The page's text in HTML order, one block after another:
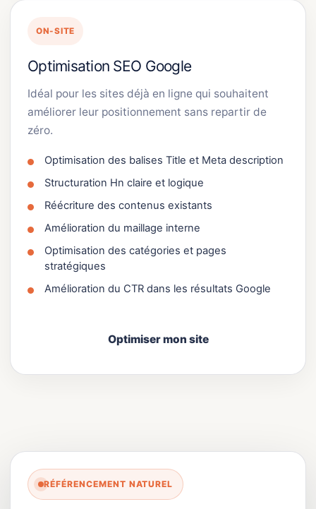
ON-SITE
Optimisation SEO Google
Idéal pour les sites déjà en ligne qui souhaitent
améliorer leur positionnement sans repartir de
zéro.
Optimisation des balises Title et Meta description
Structuration Hn claire et logique
Réécriture des contenus existants
Amélioration du maillage interne
Optimisation des catégories et pages
stratégiques
Amélioration du CTR dans les résultats Google
Optimiser mon site
RÉFÉRENCEMENT NATUREL